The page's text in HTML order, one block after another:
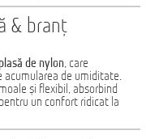
& branț
de nylon, care
acumularea de umiditate.
și flexibil, absorbind
un confort ridicat la